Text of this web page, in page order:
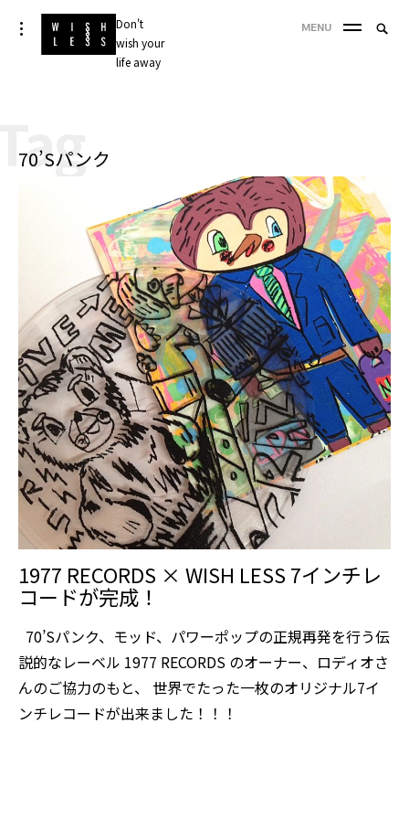
Skip
to
Don't
wish your
life away
toggle
open/close
sidebar
MENU
70’Sパンク
1977 RECORDS × WISH LESS 7インチレ
コードが完成！
70’Sパンク、モッド、パワーポップの正規再発を行う伝
説的なレーベル 1977 RECORDS のオーナー、ロディオさ
んのご協力のもと、 世界でたった一枚のオリジナル7イ
ンチレコードが出来ました！！！